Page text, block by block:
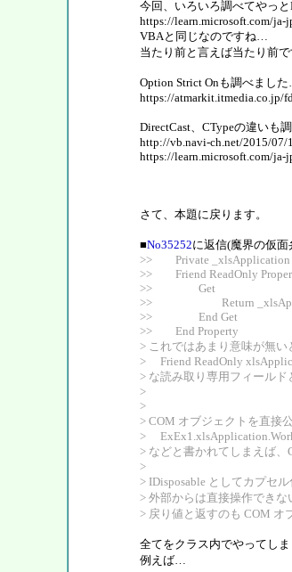
今回、いろいろ調べてやっ
https://learn.microsoft.com/
VBAと同じなのですね…
当たり前と言えば当たり前で
Option Strict Onも調べました…
https://atmarkit.itmedia.co.jp/
DirectCast、CTypeの違いも
http://vb.navi-ch.net/2015/07/
https://learn.microsoft.com/ja-
さて、本題に戻ります。
■No35252に返信(魔界の仮
>> Private _xlsApplication
>> Friend ReadOnly
>> Get
>> Return
>> End Get
>> End Property
> これではあまり意味が無い
> Friend ReadOnly
> な読み取り専用フィールド
>
>
> COM オブジェクトを直接
>
> などと書かれてしまえば、
>
> IDisposable としてカプセ
> 外部からは直接操作できな
> 戻り値と返すのも COM オ
全てをクラス内でやってし
例えば…